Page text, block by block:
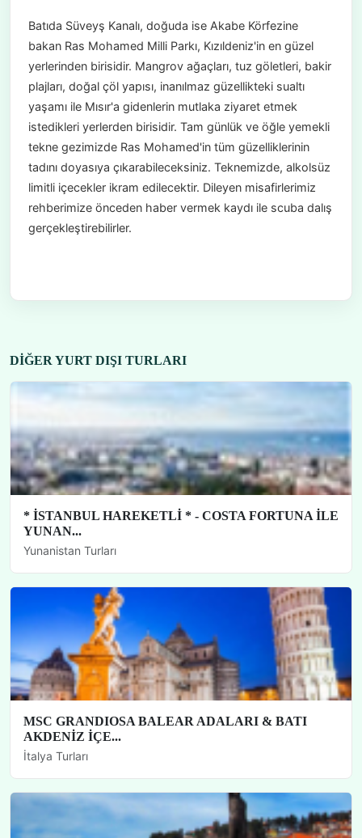
Batıda Süveyş Kanalı, doğuda ise Akabe Körfezine
bakan Ras Mohamed Milli Parkı, Kızıldeniz'in en güzel
yerlerinden birisidir. Mangrov ağaçları, tuz göletleri, bakir
plajları, doğal çöl yapısı, inanılmaz güzellikteki sualtı
yaşamı ile Mısır'a gidenlerin mutlaka ziyaret etmek
istedikleri yerlerden birisidir. Tam günlük ve öğle yemekli
tekne gezimizde Ras Mohamed'in tüm güzelliklerinin
tadını doyasıya çıkarabileceksiniz. Teknemizde, alkolsüz
limitli içecekler ikram edilecektir. Dileyen misafirlerimiz
rehberimize önceden haber vermek kaydı ile scuba dalış
gerçekleştirebilirler.
DIĞER YURT DIŞI TURLARI
* İSTANBUL HAREKETLİ * - COSTA FORTUNA İLE
YUNAN...
Yunanistan Turları
MSC GRANDIOSA BALEAR ADALARI & BATI
AKDENİZ İÇE...
İtalya Turları